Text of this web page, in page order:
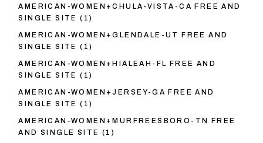
AMERICAN-WOMEN+CHULA-VISTA-CA FREE AND
SINGLE SITE (1)
AMERICAN-WOMEN+GLENDALE-UT FREE AND
SINGLE SITE (1)
AMERICAN-WOMEN+HIALEAH-FL FREE AND
SINGLE SITE (1)
AMERICAN-WOMEN+JERSEY-GA FREE AND
SINGLE SITE (1)
AMERICAN-WOMEN+MURFREESBORO-TN FREE
AND SINGLE SITE (1)